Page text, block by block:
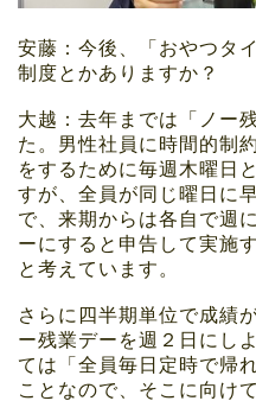
安藤：今後、「おやつタ
制度とかありますか？
大越：去年までは「ノー
た。男性社員に時間的制
をするために毎週木曜日
すが、全員が同じ曜日に
で、来期からは各自で週
ーにすると申告して実施
と考えています。
さらに四半期単位で成績
ー残業デーを週２日にし
ては「全員毎日定時で帰
ことなので、そこに向け